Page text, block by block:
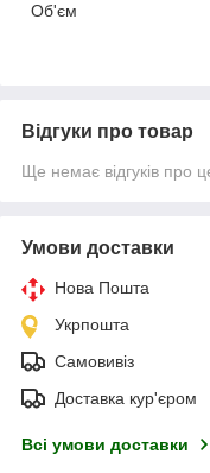
Об'єм
Відгуки про товар
Ще немає відгуків про
Умови доставки
Нова Пошта
Укрпошта
Самовивіз
Доставка кур'єром
Всі умови доставки